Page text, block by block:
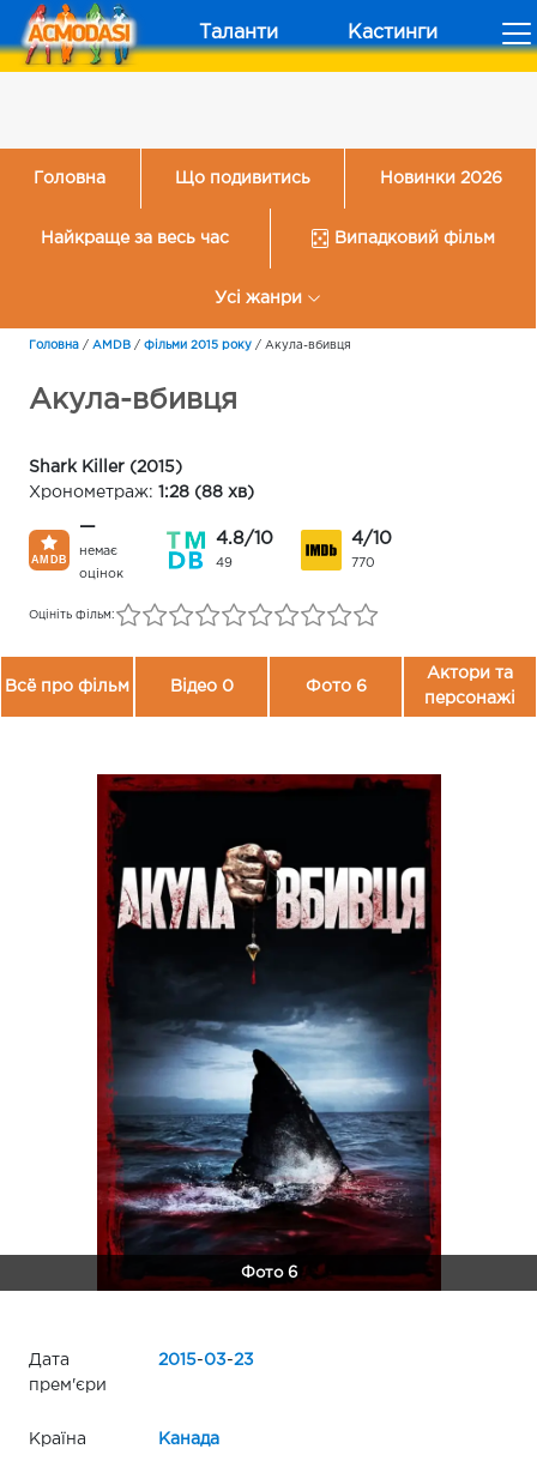
Таланти Кастинги
Головна Що подивитись Новинки 2026
Найкраще за весь час Випадковий фільм
Усі жанри
Головна / AMDB / Фільми 2015 року / Акула-вбивця
Акула-вбивця
Shark Killer (2015)
Хронометраж: 1:28 (88 хв)
—
немає
оцінок
4.8/10
49
4/10
770
Оцініть фільм:
Всё про фільм Відео 0 Фото 6
Актори та
персонажі
Фото 6
Дата
прем'єри
2015-03-23
Країна Канада